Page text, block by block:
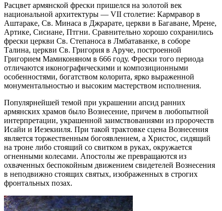
Расцвет армянской фрески пришелся на золотой век
национальной архитектуры — VII столетие: Кармравор в
Аштараке, Св. Минаса в Джрарате, церкви в Багаване, Мрене,
Артике, Сисиане, Птгни. Сравнительно хорошо сохранились
фрески церкви Св. Степаноса в Лмбатаванке, в соборе
Талина, церкви Св. Григория в Аруче, построенной
Григорием Мамиконяном в 666 году. Фрески того периода
отличаются иконографическими и композиционными
особенностями, богатством колорита, ярко выраженной
монументальностью и высоким мастерством исполнения.
Популярнейшей темой при украшении апсид ранних
армянских храмов было Вознесение, причем в любопытной
интерпретации, украшенной заимствованиями из пророчеств
Исайи и Иезекииля. При такой трактовке сцена Вознесения
является торжественным богоявлением, а Христос, сидящий
на троне либо стоящий со свитком в руках, окружается
огненными колесами. Апостолы же превращаются из
охваченных беспокойным движением свидетелей Вознесения
в неподвижно стоящих святых, изображенных в строгих
фронтальных позах.